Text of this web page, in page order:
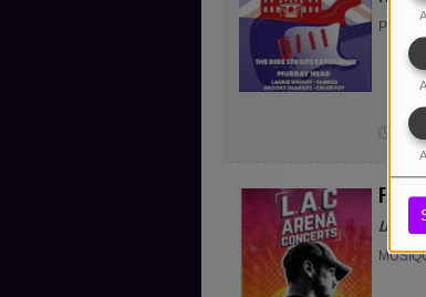
POP
15
LAC